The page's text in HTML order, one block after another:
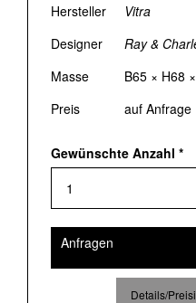
Hersteller
Vitra
Designer
Ray &
Masse
B65 × H68
Preis
auf Anfrage
Gewünschte Anzahl *
Anfragen
Details/